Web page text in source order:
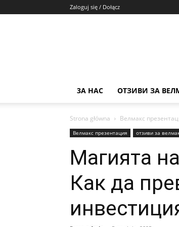
Zaloguj się / Dołącz
3А НАС ОТЗИВИ ЗА
Strona główna Велмакс
Велмакс презентация отзиви за
Магията
Как да